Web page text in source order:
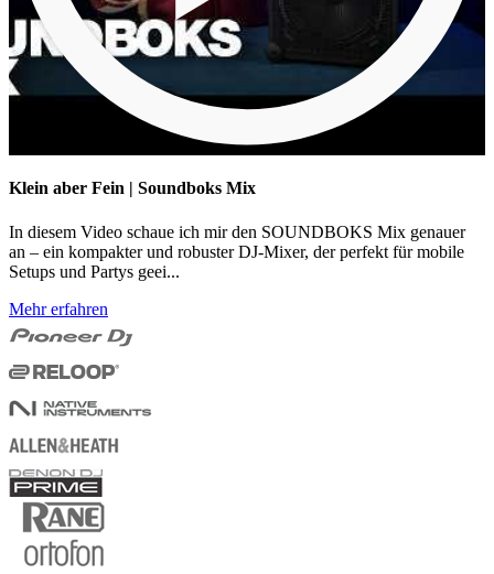
Klein aber Fein | Soundboks Mix
In diesem Video schaue ich mir den SOUNDBOKS Mix genauer
an – ein kompakter und robuster DJ-Mixer, der perfekt für mobile
Setups und Partys geei...
Mehr erfahren